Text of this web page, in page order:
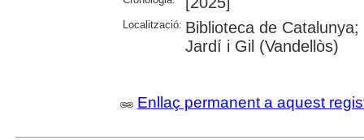
Localització: Biblioteca de
Jardí i Gil (Vandellòs)
Enllaç permanent a aquest